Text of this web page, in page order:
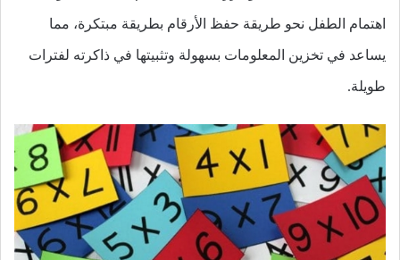
اهتمام الطفل نحو طريقة حفظ الأرقام بطريقة مبتكرة، مما
يساعد في تخزين المعلومات بسهولة وتثبيتها في ذاكرته لفترات
طويلة.